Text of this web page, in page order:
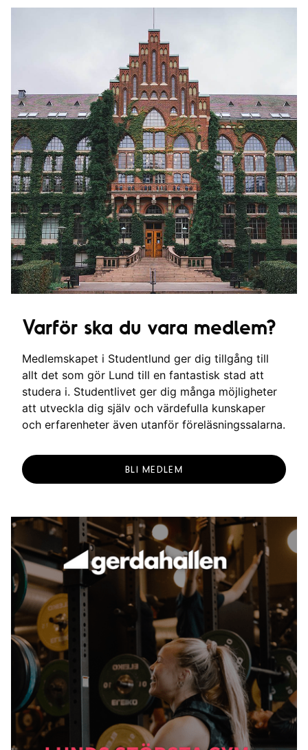
Varför ska du vara medlem?
Medlemskapet i Studentlund ger dig tillgång till
allt det som gör Lund till en fantastisk stad att
studera i. Studentlivet ger dig många möjligheter
att utveckla dig själv och värdefulla kunskaper
och erfarenheter även utanför föreläsningssalarna.
BLI MEDLEM